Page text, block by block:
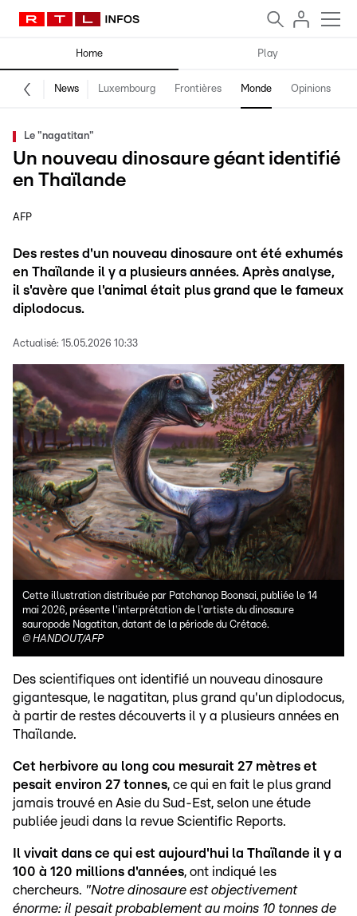
Home Play
News Luxembourg Frontières Monde Opinions
Le "nagatitan"
Un nouveau dinosaure géant identifié
en Thaïlande
AFP
Des restes d'un nouveau dinosaure ont été exhumés
en Thaïlande il y a plusieurs années. Après analyse,
il s'avère que l'animal était plus grand que le fameux
diplodocus.
Actualisé: 15.05.2026 10:33
Cette illustration distribuée par Patchanop Boonsai, publiée le 14
mai 2026, présente l'interprétation de l'artiste du dinosaure
sauropode Nagatitan, datant de la période du Crétacé.
© HANDOUT/AFP
Des scientifiques ont identifié un nouveau dinosaure
gigantesque, le nagatitan, plus grand qu'un diplodocus,
à partir de restes découverts il y a plusieurs années en
Thaïlande.
Cet herbivore au long cou mesurait 27 mètres et
pesait environ 27 tonnes, ce qui en fait le plus grand
jamais trouvé en Asie du Sud-Est, selon une étude
publiée jeudi dans la revue Scientific Reports.
Il vivait dans ce qui est aujourd'hui la Thaïlande il y a
100 à 120 millions d'années, ont indiqué les
chercheurs. "Notre dinosaure est objectivement
énorme: il pesait probablement au moins 10 tonnes de